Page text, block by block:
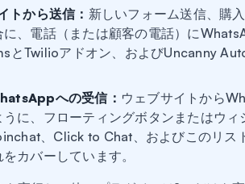
トから送信： 新しいフォーム送信、購
に、電話（または顧客の電話）に
とTwilioアドオン、およびUncanny
への受信： ウェブサイトから
うに、フローティングボタンまたはウ
、Click to Chat、およびこのリス
カバーしています。